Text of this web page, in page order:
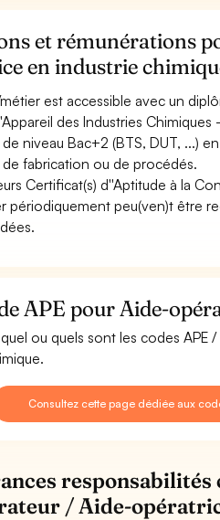
et rémunérations
en industrie
est accessible avec un
des Industries
niveau Bac+2 (BTS, DUT, ...)
fabrication ou de procédés.
Certificat(s) d''Aptitude à la
périodiquement peu(ven)t être
APE pour Aide-
ou quels sont les codes
Consultez cette page dédiée aux
/ Aide-